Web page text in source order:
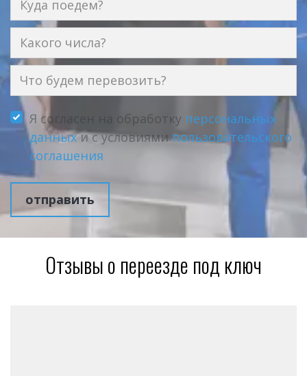
Я согласен на обработку персональных
данныхи с условиямипользовательского
соглашения
отправить
Отзывы о переезде под ключ